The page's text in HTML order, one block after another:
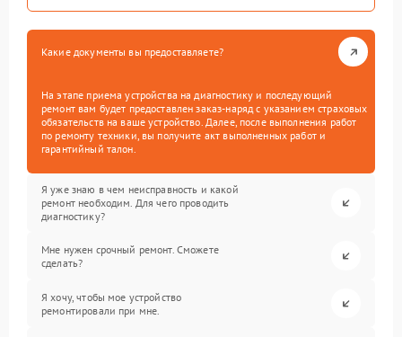
Какие документы вы предоставляете?
На этапе приема устройства на диагностику и последующий
ремонт вам будет предоставлен заказ-наряд с указанием страховых
обязательств на ваше устройство. Далее, после выполнения работ
по ремонту техники, вы получите акт выполненных работ и
гарантийный талон.
Я уже знаю в чем неисправность и какой
ремонт необходим. Для чего проводить
диагностику?
Мне нужен срочный ремонт. Сможете
сделать?
Я хочу, чтобы мое устройство
ремонтировали при мне.